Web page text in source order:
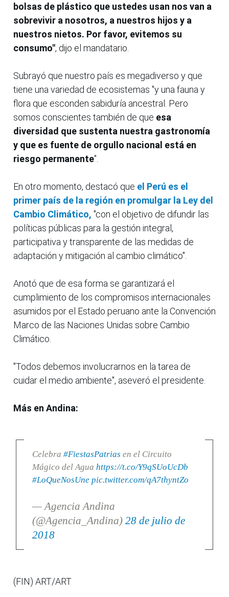
bolsas de plástico que ustedes usan nos van a
sobrevivir a nosotros, a nuestros hijos y a
nuestros nietos. Por favor, evitemos su
consumo", dijo el mandatario.
Subrayó que nuestro país es megadiverso y que
tiene una variedad de ecosistemas "y una fauna y
flora que esconden sabiduría ancestral. Pero
somos conscientes también de que esa
diversidad que sustenta nuestra gastronomía
y que es fuente de orgullo nacional está en
riesgo permanente".
En otro momento, destacó que el Perú es el
primer país de la región en promulgar la Ley del
Cambio Climático, "con el objetivo de difundir las
políticas públicas para la gestión integral,
participativa y transparente de las medidas de
adaptación y mitigación al cambio climático".
Anotó que de esa forma se garantizará el
cumplimiento de los compromisos internacionales
asumidos por el Estado peruano ante la Convención
Marco de las Naciones Unidas sobre Cambio
Climático.
"Todos debemos involucrarnos en la tarea de
cuidar el medio ambiente", aseveró el presidente.
Más en Andina:
Celebra #FiestasPatrias en el Circuito
Mágico del Agua https://t.co/Y9qSUoUcDb
#LoQueNosUne pic.twitter.com/qA7thyntZo
— Agencia Andina
(@Agencia_Andina) 28 de julio de
2018
(FIN) ART/ART